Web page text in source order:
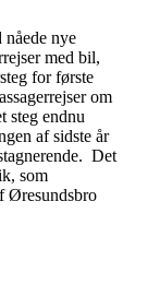
nye
med bil,
for første
om
steg endnu
af sidste år
Det
som
Øresundsbro